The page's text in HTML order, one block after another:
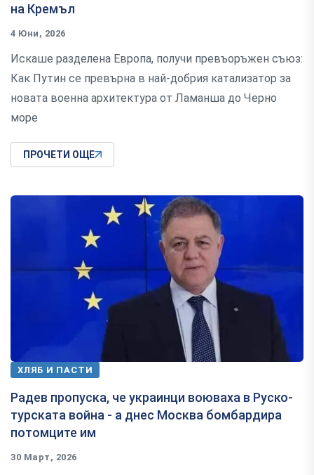
на Кремъл
4 Юни, 2026
Искаше разделена Европа, получи превъоръжен съюз:
Как Путин се превърна в най-добрия катализатор за
новата военна архитектура от Ламанша до Черно
море
ПРОЧЕТИ ОЩЕ
ХЛЯБ И ПАСТИ
Радев пропуска, че украинци воюваха в Руско-
турската война - а днес Москва бомбардира
потомците им
30 Март, 2026